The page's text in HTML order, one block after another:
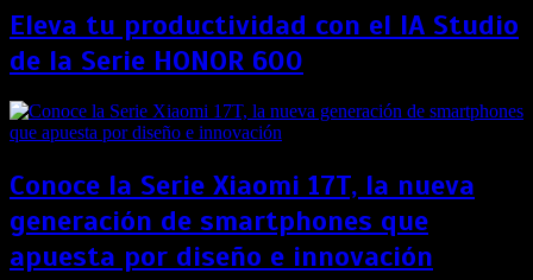
Eleva tu productividad con el IA Studio
de la Serie HONOR 600
Conoce la Serie Xiaomi 17T, la nueva
generación de smartphones que
apuesta por diseño e innovación